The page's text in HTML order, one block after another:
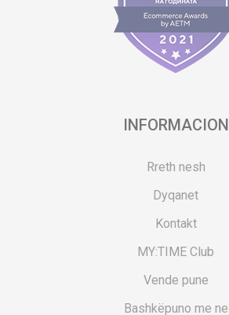
INFORMACION
Rreth nesh
Dyqanet
Kontakt
MY:TIME Club
Vende pune
Bashkëpuno me ne